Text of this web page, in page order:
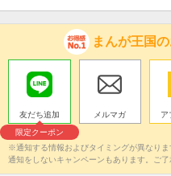
まんが王国
友だち追加
限定クーポン
メルマガ ア
※通知する情報およびタイミングが異なり
通知をしないキャンペーンもあります。ご了